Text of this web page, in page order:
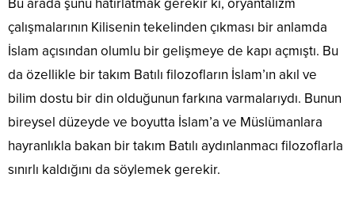
Bu arada şunu hatırlatmak gerekir ki, oryantalizm
çalışmalarının Kilisenin tekelinden çıkması bir anlamda
İslam açısından olumlu bir gelişmeye de kapı açmıştı. Bu
da özellikle bir takım Batılı filozofların İslam’ın akıl ve
bilim dostu bir din olduğunun farkına varmalarıydı. Bunun
bireysel düzeyde ve boyutta İslam’a ve Müslümanlara
hayranlıkla bakan bir takım Batılı aydınlanmacı filozoflarla
sınırlı kaldığını da söylemek gerekir.